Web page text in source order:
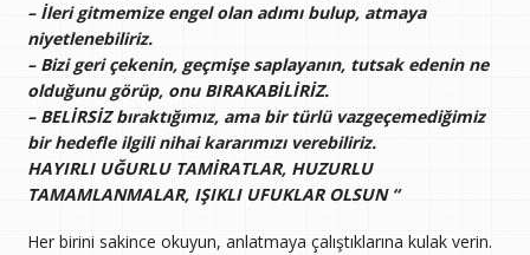
– İleri gitmemize engel olan adımı bulup, atmaya
niyetlenebiliriz.
– Bizi geri çekenin, geçmişe saplayanın, tutsak edenin ne
olduğunu görüp, onu BIRAKABİLİRİZ.
– BELİRSİZ bıraktığımız, ama bir türlü vazgeçemediğimiz
bir hedefle ilgili nihai kararımızı verebiliriz.
HAYIRLI UĞURLU TAMİRATLAR, HUZURLU
TAMAMLANMALAR, IŞIKLI UFUKLAR OLSUN “
Her birini sakince okuyun, anlatmaya çalıştıklarına kulak verin.